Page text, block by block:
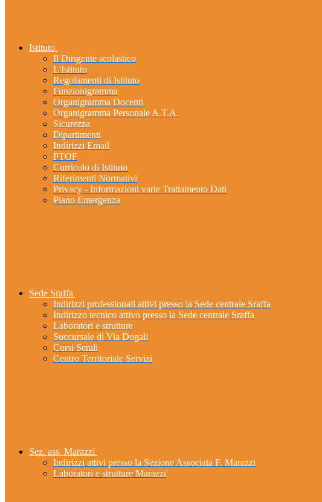
Istituto
Il Dirigente scolastico
L'Istituto
Regolamenti di Istituto
Funzionigramma
Organigramma Docenti
Organigramma Personale A.T.A.
Sicurezza
Dipartimenti
Indirizzi Email
PTOF
Curricolo di Istituto
Riferimenti Normativi
Privacy - Informazioni varie Trattamento Dati
Piano Emergenza
Sede Sraffa
Indirizzi professionali attivi presso la Sede centrale Sraffa
Indirizzo tecnico attivo presso la Sede centrale Sraffa
Laboratori e strutture
Succursale di Via Dogali
Corsi Serali
Centro Territoriale Servizi
Sez. ass. Marazzi
Indirizzi attivi presso la Sezione Associata F. Marazzi
Laboratori e strutture Marazzi